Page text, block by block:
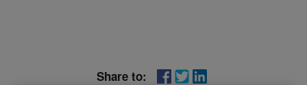
Share to: